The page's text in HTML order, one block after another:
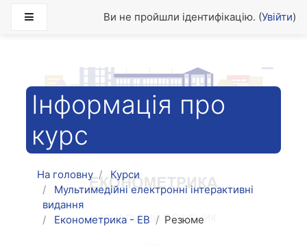
Бокова панельВи не пройшли ідентифікацію. (Увійти)
Інформація про
курс
На головну
Курси
Мультимедійні електронні інтерактивні
видання
Економетрика - ЕВ
Резюме